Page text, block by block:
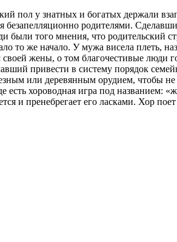
пол у знатных и богатых держали
родителями.
были того мнения, что родительский
то же начало. У мужа висела плеть,
жены, о том благочестивые люди
привести в систему порядок
или деревянным орудием, чтобы не
хороводная игра под названием:
и пренебрегает его ласками. Хор